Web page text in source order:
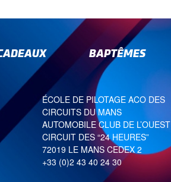
BAPTÊMES
ÉCOLE DE PILOTAGE ACO DES
CIRCUITS DU MANS
AUTOMOBILE CLUB DE L’OUEST
CIRCUIT DES “24 HEURES”
72019 LE MANS CEDEX 2
+33 (0)2 43 40 24 30